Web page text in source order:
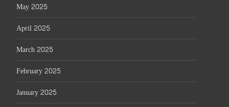
May 2025
April 2025
March 2025
February 2025
January 2025